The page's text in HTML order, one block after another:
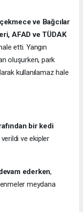
ve Bağcılar
AFAD ve TÜDAK
etti. Yangın
oluşurken, park
kullanılamaz hale
bir kedi
ve ekipler
ederken,
meydana